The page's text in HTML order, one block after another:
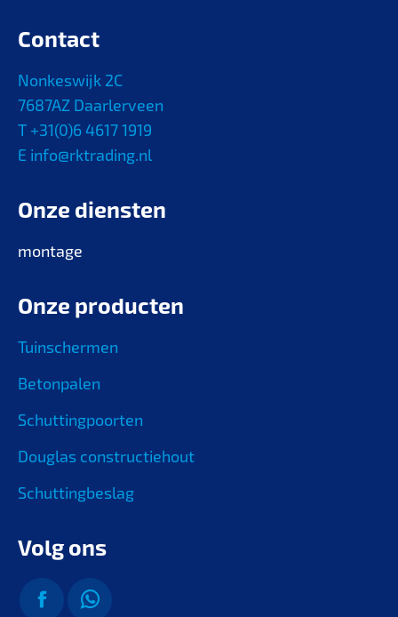
Contact
Nonkeswijk 2C
7687AZ Daarlerveen
T +31(0)6 4617 1919
E info@rktrading.nl
Onze diensten
montage
Onze producten
Tuinschermen
Betonpalen
Schuttingpoorten
Douglas constructiehout
Schuttingbeslag
Volg ons
Vind ons op: